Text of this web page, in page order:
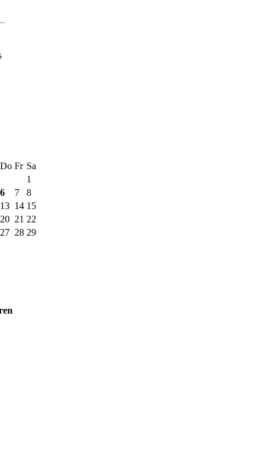
Do Fr Sa
1
6
7
8
13 14 15
20 21 22
27 28 29